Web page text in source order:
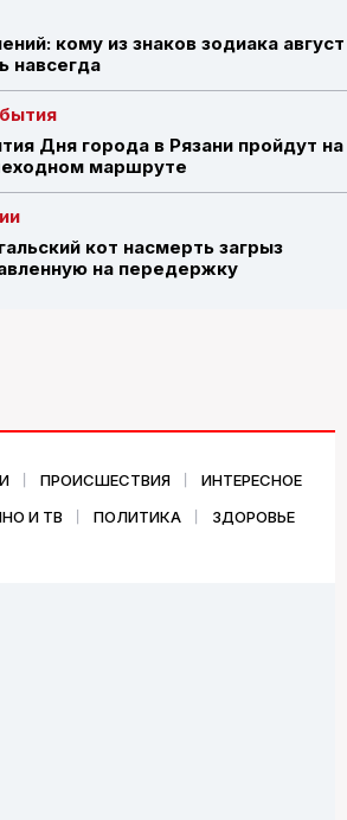
кому из знаков зодиака август
навсегда
Дня города в Рязани пройдут на
маршруте
кот насмерть загрыз
на передержку
ПРОИСШЕСТВИЯ
ИНТЕРЕСНОЕ
И ТВ
ПОЛИТИКА ЗДОРОВЬЕ